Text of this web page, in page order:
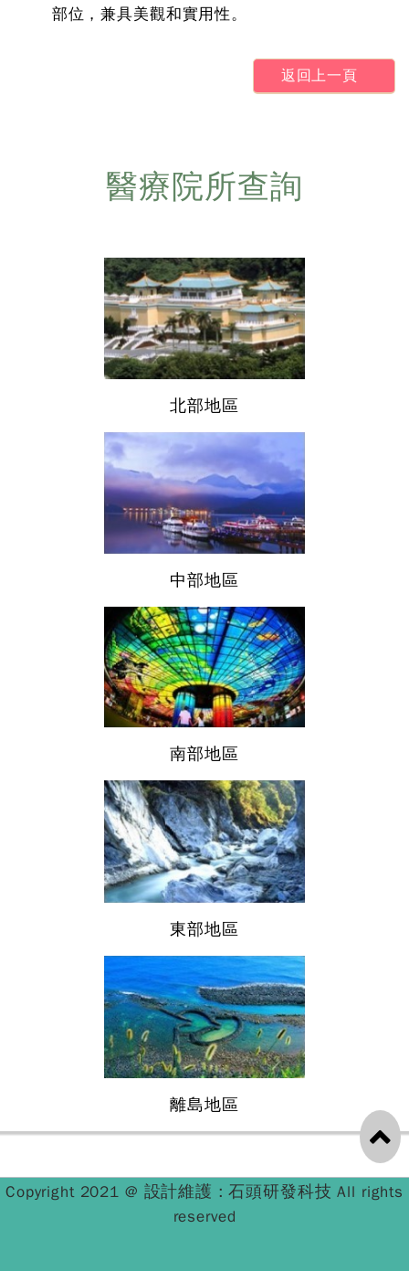
部位，兼具美觀和實用性。
返回上一頁
醫療院所查詢
北部地區
中部地區
南部地區
東部地區
離島地區
Copyright 2021 @ 設計維護 : 石頭研發科技All rights
reserved